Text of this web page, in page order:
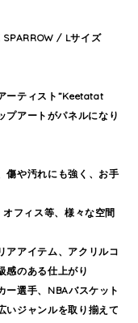
/ Lサイズ
ーティスト”Keetatat
アートがパネルになり
傷や汚れにも強く、お手
フィス等、様々な空間
アアイテム、アクリルコ
感のある仕上がり
ー選手、NBAバスケット
いジャンルを取り揃えて